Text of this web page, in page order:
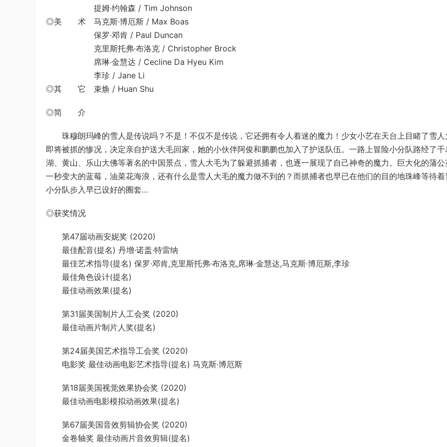
提姆·约翰森 / Tim Johnson
◎美 术 马克斯·博厄斯 / Max Boas
保罗·邓肯 / Paul Duncan
克里斯托弗·布洛克 / Christopher Brock
席琳·金慧达 / Cecline Da Hyeu Kim
李珍 / Jane Li
◎其 它 束焕 / Huan Shu
◎简 介
珠穆朗玛峰的雪人是传说吗？不是！不仅不是传说，它还拥有令人着迷的魔力！少女小艺在天台上目睹了雪人
即将被抓的惨况，决定亲自护送大毛回家，她的小伙伴阿俊和鹏鹏也加入了护送队伍。一路上冒险小分队路经了千
湖、黄山、乐山大佛等著名的中国景点，雪人大毛为了躲避抓捕者，也逐一展现了自己神奇的魔力。巨大化的蒲公
一秒变大的蓝莓，油菜花海浪，还有什么是雪人大毛的魔力做不到的？而抓捕者也早已在他们的目的地珠峰等待着
小分队步入早已设好的圈套…
◎获奖情况
第47届动画安妮奖 (2020)
最佳配音(提名) 丹增·诺盖·特雷纳
最佳艺术指导(提名) 保罗·邓肯,克里斯托弗·布洛克,席琳·金慧达,马克斯·博厄斯,李珍
最佳角色设计(提名)
最佳动画效果(提名)
第31届美国制片人工会奖 (2020)
最佳动画片制片人奖(提名)
第24届美国艺术指导工会奖 (2020)
电影奖 最佳动画电影艺术指导(提名) 马克斯·博厄斯
第18届美国视觉效果协会奖 (2020)
最佳动画电影模拟动画效果(提名)
第67届美国音效剪辑协会奖 (2020)
金卷轴奖 最佳动画片音效剪辑(提名)